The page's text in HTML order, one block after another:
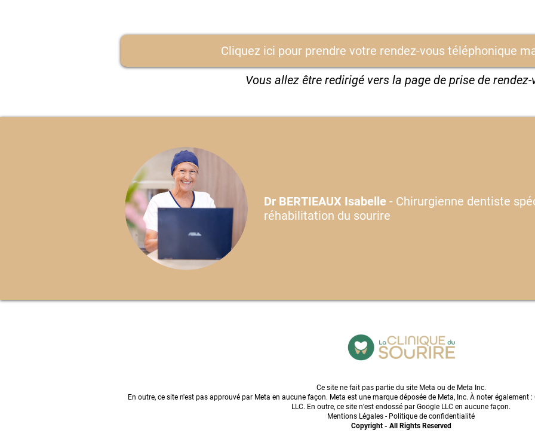
Cliquez ici pour prendre votre rendez-vous téléphonique
Vous allez être redirigé vers la page de prise de
Dr BERTIEAUX Isabelle - Chirurgienne dentiste
réhabilitation du sourire
Ce site ne fait pas partie du site Meta ou de Meta Inc.
En outre, ce site n'est pas approuvé par Meta en aucune façon. Meta est une marque déposée de Meta, Inc. À noter également
LLC. En outre, ce site n’est endossé par Google LLC en aucune façon.
Mentions Légales - Politique de confidentialité
Copyright - All Rights Reserved